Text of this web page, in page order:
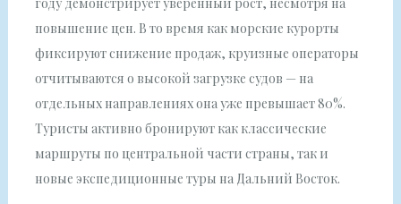
повышение цен. В то время как морские курорты
фиксируют снижение продаж, круизные операторы
отчитываются о высокой загрузке судов — на
отдельных направлениях она уже превышает 80%.
Туристы активно бронируют как классические
маршруты по центральной части страны, так и
новые экспедиционные туры на Дальний Восток.